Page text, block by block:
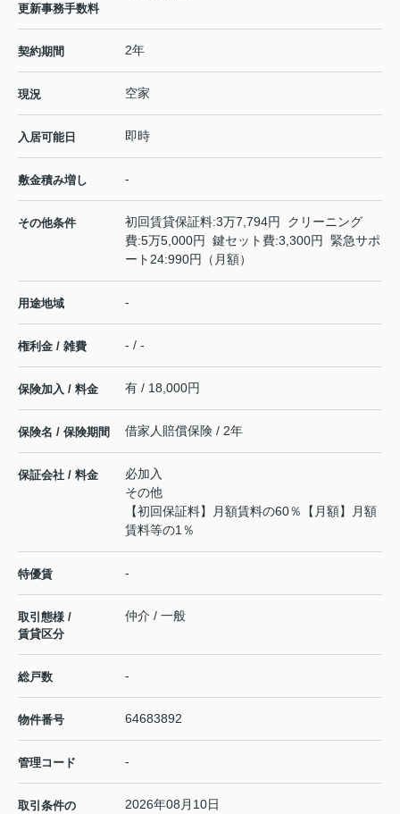
更新事務手数料
契約期間 2年
現況 空家
入居可能日 即時
敷金積み増し -
その他条件
初回賃貸保証料:3万7,794円 クリーニング
費:5万5,000円 鍵セット費:3,300円 緊急サポ
ート24:990円（月額）
用途地域 -
権利金 / 雑費 - / -
保険加入 / 料金 有 / 18,000円
保険名 / 保険期間 借家人賠償保険 / 2年
保証会社 / 料金
必加入
その他
【初回保証料】月額賃料の60％【月額】月額
賃料等の1％
特優賃 -
取引態様 /
賃貸区分
仲介 / 一般
総戸数 -
物件番号 64683892
管理コード -
取引条件の
2026年08月10日